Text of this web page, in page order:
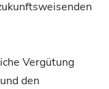
Vergütung
den